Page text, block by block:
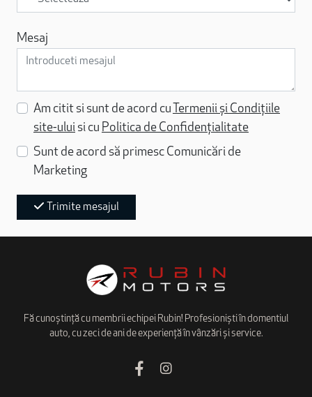
Mesaj
Am citit si sunt de acord cu
Termenii și Condițiile
site-ului si cu Politica de Confidențialitate
Sunt de acord să primesc Comunicări de
Marketing
Trimite mesajul
Fă cunoștință cu membrii echipei Rubin! Profesioniști în domentiul
auto, cu zeci de ani de experiență în vânzări și service.